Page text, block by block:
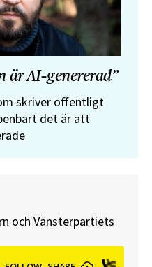
är AI-genererad”
skriver offentligt
det är att
och Vänsterpartiets